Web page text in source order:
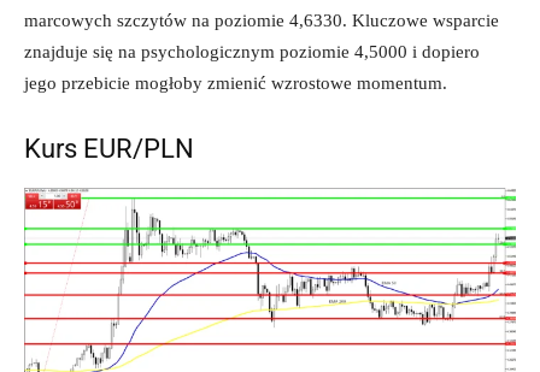
marcowych szczytów na poziomie 4,6330. Kluczowe wsparcie
znajduje się na psychologicznym poziomie 4,5000 i dopiero
jego przebicie mogłoby zmienić wzrostowe momentum.
Kurs EUR/PLN